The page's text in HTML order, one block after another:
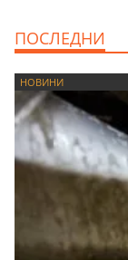
ПОСЛЕДНИ
НОВИНИ